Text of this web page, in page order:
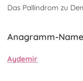
Das Pallindrom zu
Anagramm-
Aydemir